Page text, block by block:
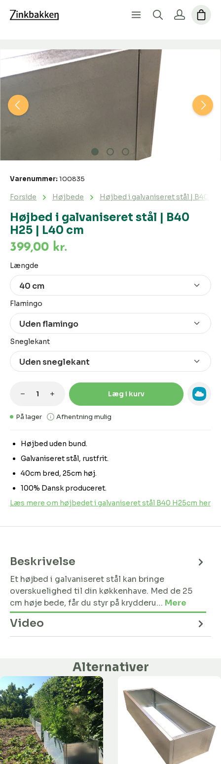
Spring over billedgalleri
Højbed i galvaniseret stål | B40
H25 | L40 cm
Forside Højbede Højbed i galvaniseret stål | B40
Varenummer: 100835
Højbed uden bund.
Galvaniseret stål, rustfrit.
40cm bred, 25cm høj.
100% Dansk produceret.
Læs mere om højbedet i galvaniseret stål B40 H25cm her
399,00 kr.
På lager Afhentning mulig
Vælg
Længde
Vælg
Flamingo
Vælg
Sneglekant
Produktmængde: Indtast den
Læg i kurv
Beskrivelse
Et højbed i galvaniseret stål kan bringe
overskuelighed til din køkkenhave. Med de 25
cm høje bede, får du styr på krydderu… Mere
Video
Alternativer